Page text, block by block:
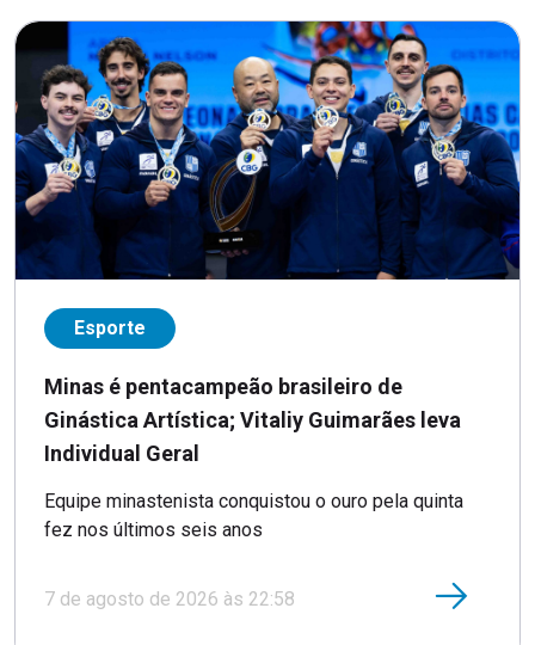
Esporte
Minas é pentacampeão brasileiro de
Ginástica Artística; Vitaliy Guimarães leva
Individual Geral
Equipe minastenista conquistou o ouro pela quinta
fez nos últimos seis anos
7 de agosto de 2026 às 22:58